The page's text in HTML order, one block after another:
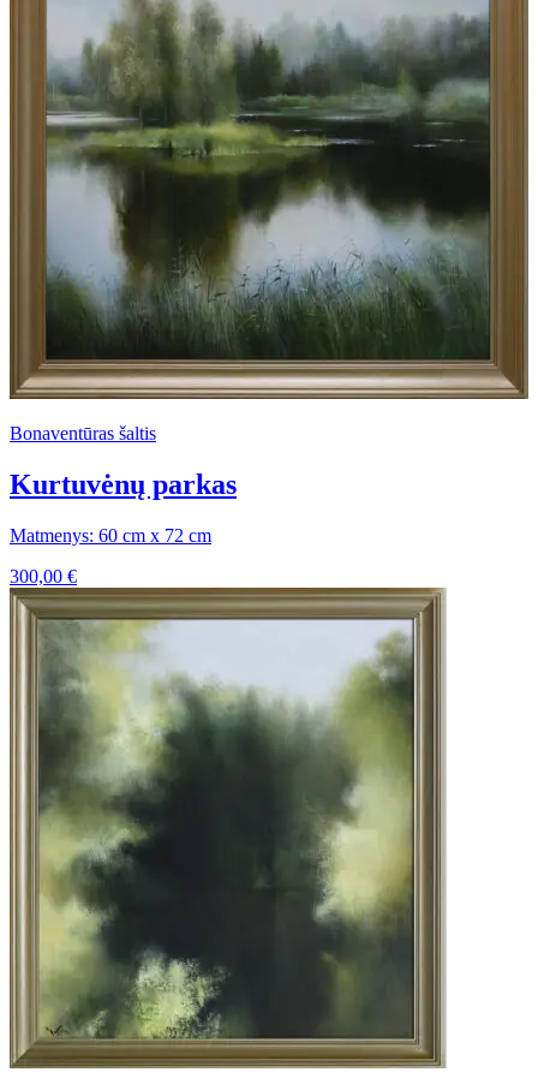
Bonaventūras šaltis
Kurtuvėnų parkas
Matmenys: 60 cm x 72 cm
300,00 €